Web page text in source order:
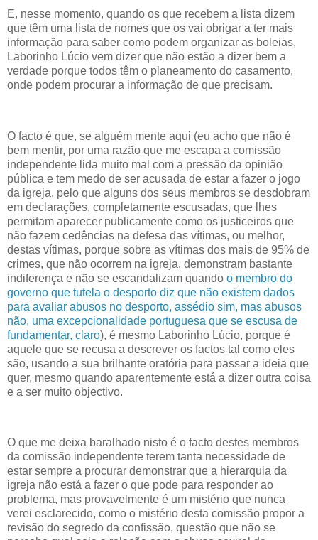
E, nesse momento, quando os que recebem a lista dizem
que têm uma lista de nomes que os vai obrigar a ter mais
informação para saber como podem organizar as boleias,
Laborinho Lúcio vem dizer que não estão a dizer bem a
verdade porque todos têm o planeamento do casamento,
onde podem procurar a informação de que precisam.
O facto é que, se alguém mente aqui (eu acho que não é
bem mentir, por uma razão que me escapa a comissão
independente lida muito mal com a pressão da opinião
pública e tem medo de ser acusada de estar a fazer o jogo
da igreja, pelo que alguns dos seus membros se desdobram
em declarações, completamente escusadas, que lhes
permitam aparecer publicamente como os justiceiros que
não fazem cedências na defesa das vítimas, ou melhor,
destas vítimas, porque sobre as vítimas dos mais de 95% de
crimes, que não ocorrem na igreja, demonstram bastante
indiferença e não se escandalizam quando o membro do
governo que tutela o desporto diz que não existem dados
para avaliar abusos no desporto, assédio sim, mas abusos
não, uma excepcionalidade portuguesa que se escusa de
fundamentar, claro), é mesmo Laborinho Lúcio, porque é
aquele que se recusa a descrever os factos tal como eles
são, usando a sua brilhante oratória para passar a ideia que
quer, mesmo quando aparentemente está a dizer outra coisa
e a ser muito objectivo.
O que me deixa baralhado nisto é o facto destes membros
da comissão independente terem tanta necessidade de
estar sempre a procurar demonstrar que a hierarquia da
igreja não está a fazer o que pode para responder ao
problema, mas provavelmente é um mistério que nunca
verei esclarecido, como o mistério desta comissão propor a
revisão do segredo da confissão, questão que não se